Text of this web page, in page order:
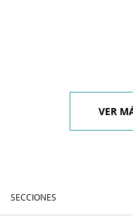
VER
SECCIONES